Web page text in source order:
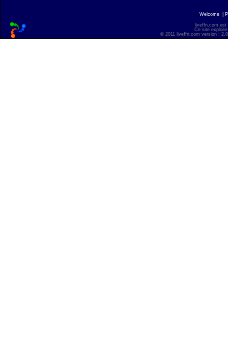
Welcome
liveffn.com est
Ce site
© 2011 liveffn.com version :